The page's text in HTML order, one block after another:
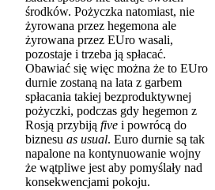
środków. Pożyczka natomiast, nie
żyrowana przez hegemona ale
żyrowana przez EUro wasali,
pozostaje i trzeba ją spłacać.
Obawiać się więc można że to EUro
durnie zostaną na lata z garbem
spłacania takiej bezproduktywnej
pożyczki, podczas gdy hegemon z
Rosją przybiją five i powrócą do
biznesu as usual. Euro durnie są tak
napalone na kontynuowanie wojny
że wątpliwe jest aby pomyślały nad
konsekwencjami pokoju.